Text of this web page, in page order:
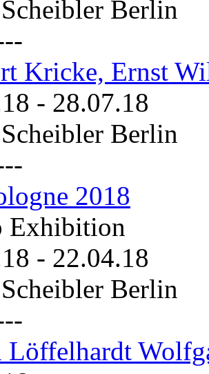
Berlin
Kricke, Ernst
- 28.07.18
Berlin
2018
Exhibition
- 22.04.18
Berlin
Löffelhardt